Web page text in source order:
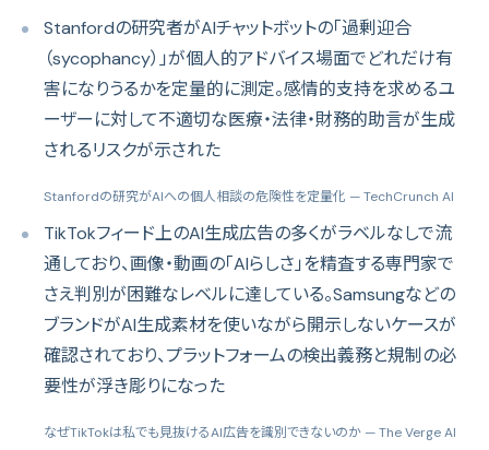
Stanfordの研究者がAIチャットボットの「過剰迎合
（sycophancy）」が個人的アドバイス場面でどれだけ有
害になりうるかを定量的に測定。感情的支持を求めるユ
ーザーに対して不適切な医療・法律・財務的助言が生成
されるリスクが示された
Stanfordの研究がAIへの個人相談の危険性を定量化 — TechCrunch AI
TikTokフィード上のAI生成広告の多くがラベルなしで流
通しており、画像・動画の「AIらしさ」を精査する専門家で
さえ判別が困難なレベルに達している。Samsungなどの
ブランドがAI生成素材を使いながら開示しないケースが
確認されており、プラットフォームの検出義務と規制の必
要性が浮き彫りになった
なぜTikTokは私でも見抜けるAI広告を識別できないのか — The Verge AI